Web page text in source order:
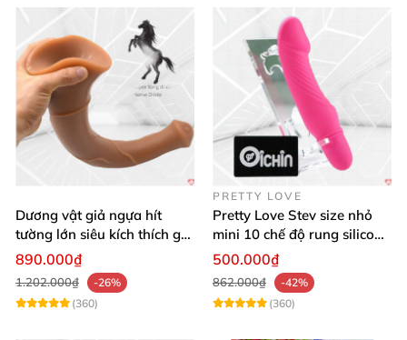
Dương vật giả ngựa hít
tường lớn siêu kích thích gai
nổi
890.000₫
1.202.000₫
-26%
(360)
PRETTY LOVE
Pretty Love Stev size nhỏ
mini 10 chế độ rung silicone
mềm
500.000₫
862.000₫
-42%
(360)